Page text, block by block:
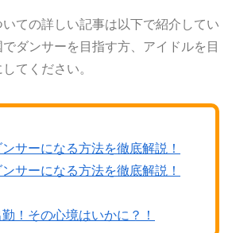
ての詳しい記事は以下で紹介してい
ダンサーを目指す方、アイドルを目
てください。
ンサーになる方法を徹底解説！
ンサーになる方法を徹底解説！
！その心境はいかに？！